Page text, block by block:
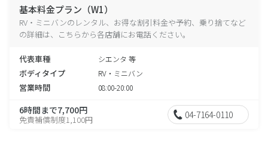
基本料金プラン（W1）
RV・ミニバンのレンタル、お得な割引料金や予約、乗り捨てなど
の詳細は、こちらから各店舗にお電話ください。
代表車種 シエンタ 等
ボディタイプ RV・ミニバン
営業時間 08:00-20:00
6時間まで7,700円
免責補償制度1,100円 04-7164-0110